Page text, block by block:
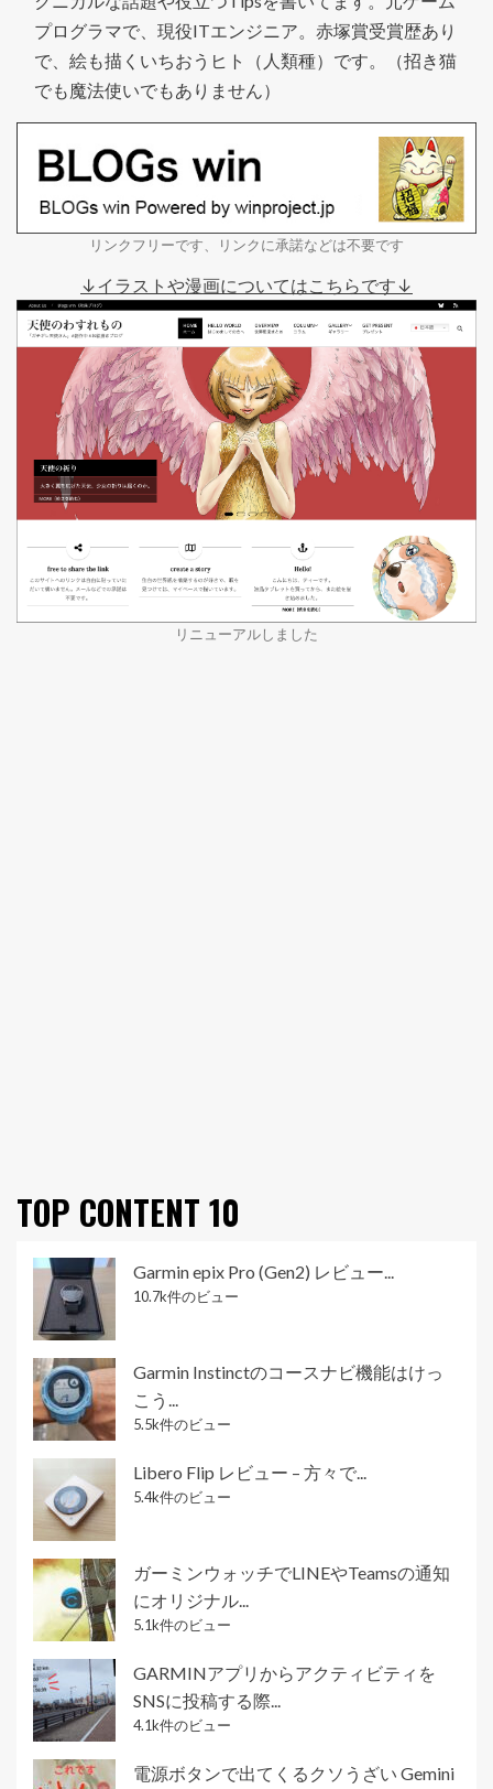
プログラマで、現役ITエンジニア。赤塚賞受賞歴あり
で、絵も描くいちおうヒト（人類種）です。（招き猫
でも魔法使いでもありません）
リンクフリーです、リンクに承諾などは不要です
↓イラストや漫画についてはこちらです↓
リニューアルしました
TOP CONTENT 10
Garmin epix Pro (Gen2) レビュー...
10.7k件のビュー
Garmin Instinctのコースナビ機能はけっ
こう...
5.5k件のビュー
Libero Flip レビュー – 方々で...
5.4k件のビュー
ガーミンウォッチでLINEやTeamsの通知
にオリジナル...
5.1k件のビュー
GARMINアプリからアクティビティを
SNSに投稿する際...
4.1k件のビュー
電源ボタンで出てくるクソうざい Gemini